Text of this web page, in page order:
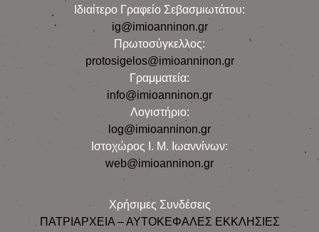
Iδιαίτερο Γραφείο Σεβασμιωτάτου:
ig@imioanninon.gr
Πρωτοσύγκελλος:
protosigelos@imioanninon.gr
Γραμματεία:
info@imioanninon.gr
Λογιστήριο:
log@imioanninon.gr
Ιστοχώρος Ι. Μ. Ιωαννίνων:
web@imioanninon.gr
Χρήσιμες Συνδέσεις
ΠΑΤΡΙΑΡΧΕΙΑ – ΑΥΤΟΚΕΦΑΛΕΣ ΕΚΚΛΗΣΙΕΣ